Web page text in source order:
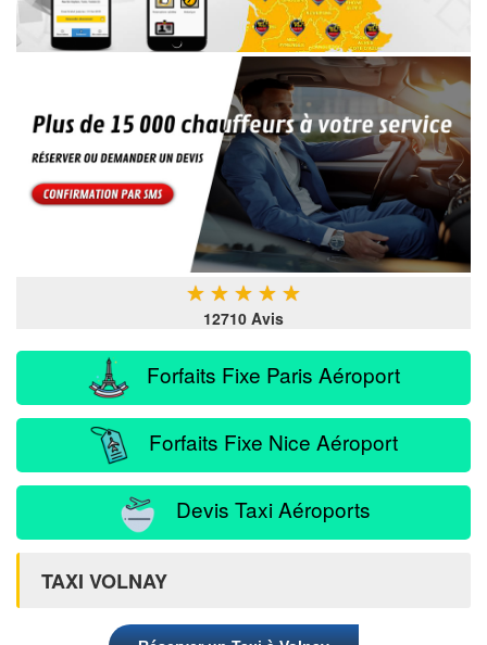
★ ★ ★ ★ ★
12710 Avis
Forfaits Fixe Paris Aéroport
Forfaits Fixe Nice Aéroport
Devis Taxi Aéroports
TAXI VOLNAY